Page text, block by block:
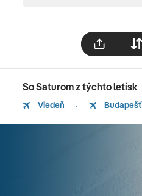
So Saturom z týchto letísk
Viedeň Budapešť